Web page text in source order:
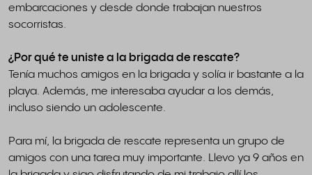
embarcaciones y desde donde trabajan nuestros
socorristas.
¿Por qué te uniste a la brigada de rescate?
Tenía muchos amigos en la brigada y solía ir bastante a la
playa. Además, me interesaba ayudar a los demás,
incluso siendo un adolescente.
Para mí, la brigada de rescate representa un grupo de
amigos con una tarea muy importante. Llevo ya 9 años en